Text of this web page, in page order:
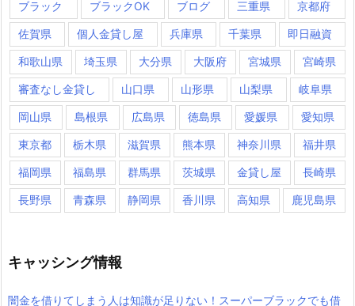
ブラック ブラックOK ブログ 三重県 京都府
佐賀県 個人金貸し屋 兵庫県 千葉県 即日融資
和歌山県 埼玉県 大分県 大阪府 宮城県 宮崎県
審査なし金貸し 山口県 山形県 山梨県 岐阜県
岡山県 島根県 広島県 徳島県 愛媛県 愛知県
東京都 栃木県 滋賀県 熊本県 神奈川県 福井県
福岡県 福島県 群馬県 茨城県 金貸し屋 長崎県
長野県 青森県 静岡県 香川県 高知県 鹿児島県
キャッシング情報
闇金を借りてしまう人は知識が足りない！スーパーブラックでも借